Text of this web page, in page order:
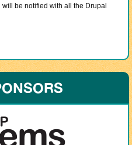
be notified with all the Drupal